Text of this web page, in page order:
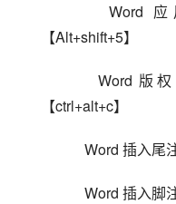
【Alt+shift+5】
【ctrl+alt+c】
Word 插入
Word 插入